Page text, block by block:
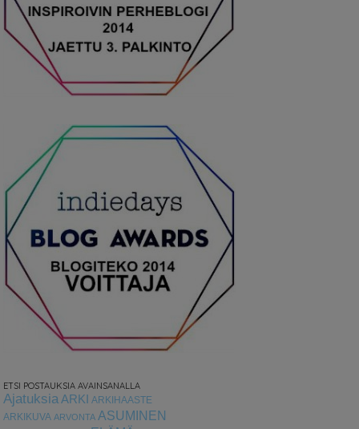
ETSI POSTAUKSIA AVAINSANALLA
Ajatuksia ARKI ARKIHAASTE
ARKIKUVA ARVONTA ASUMINEN